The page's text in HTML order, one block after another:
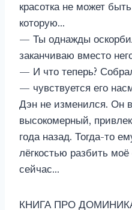
красотка не может
которую…
— Ты однажды
заканчиваю вместо
— И что теперь?
— чувствуется его
Дэн не изменился. Он
высокомерный,
года назад. Тогда-то
лёгкостью разбить
сейчас…
КНИГА ПРО